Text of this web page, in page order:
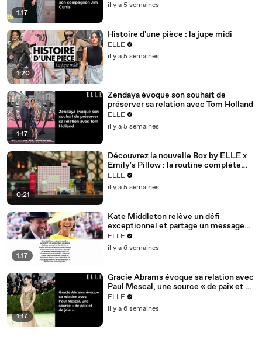
1:17
il y a 5 semaines
1:20
Histoire d'une pièce : la jupe midi
ELLE
il y a 5 semaines
1:17
Zendaya évoque son souhait de
préserver sa relation avec Tom Holland
ELLE
il y a 5 semaines
0:21
Découvrez la nouvelle Box by ELLE x
Emily's Pillow : la routine complète
pour des cheveux sublimés !
ELLE
il y a 5 semaines
1:17
Kate Middleton relève un défi
exceptionnel et partage un message
touchant : « Sachez que vous n'êtes
pas seul »
ELLE
il y a 6 semaines
1:17
Gracie Abrams évoque sa relation avec
Paul Mescal, une source « de paix et de
joie »
ELLE
il y a 6 semaines